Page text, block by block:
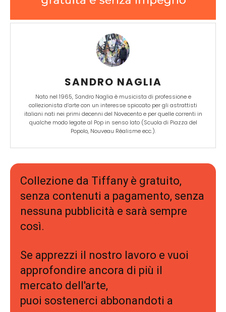
SANDRO NAGLIA
Nato nel 1965, Sandro Naglia è musicista di professione e
collezionista d’arte con un interesse spiccato per gli astrattisti
italiani nati nei primi decenni del Novecento e per quelle correnti in
qualche modo legate al Pop in senso lato (Scuola di Piazza del
Popolo, Nouveau Réalisme ecc.).
Collezione da Tiffany è gratuito,
senza contenuti a pagamento, senza
nessuna pubblicità e sarà sempre
così.
Se apprezzi il nostro lavoro e vuoi
approfondire ancora di più il
mercato dell'arte,
puoi sostenerci abbonandoti a